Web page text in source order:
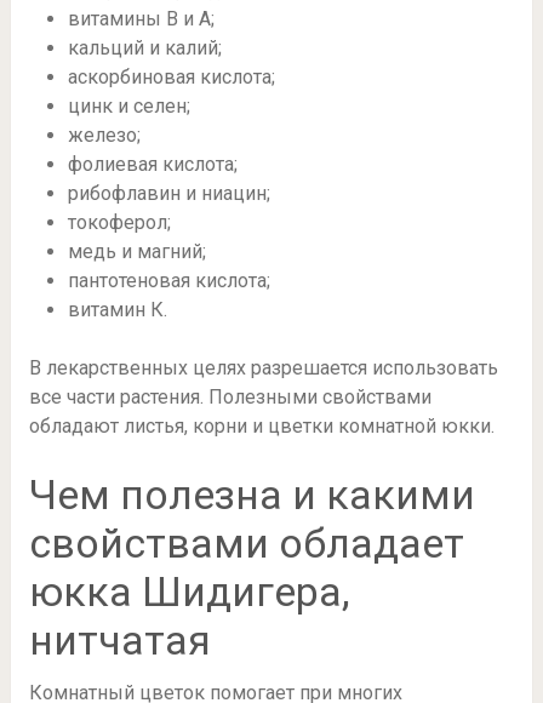
витамины В и А;
кальций и калий;
аскорбиновая кислота;
цинк и селен;
железо;
фолиевая кислота;
рибофлавин и ниацин;
токоферол;
медь и магний;
пантотеновая кислота;
витамин К.
В лекарственных целях разрешается использовать
все части растения. Полезными свойствами
обладают листья, корни и цветки комнатной юкки.
Чем полезна и какими
свойствами обладает
юкка Шидигера,
нитчатая
Комнатный цветок помогает при многих